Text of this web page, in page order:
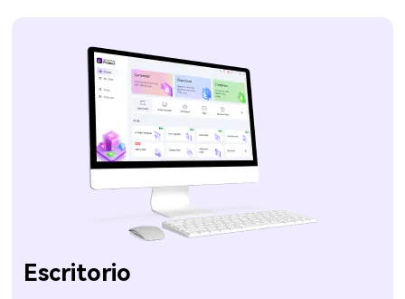
Escritorio